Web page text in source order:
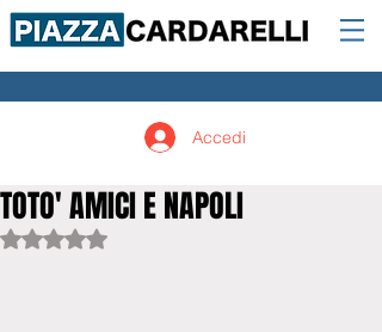
Accedi
TOTO' AMICI E NAPOLI
Valutazione NaN stelle su 5.